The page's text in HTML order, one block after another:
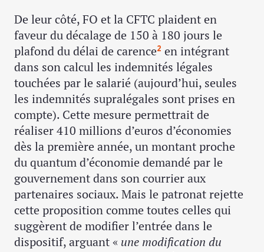
De leur côté, FO et la CFTC plaident en
faveur du décalage de 150 à 180 jours le
plafond du délai de carence2 en intégrant
dans son calcul les indemnités légales
touchées par le salarié (aujourd’hui, seules
les indemnités supralégales sont prises en
compte). Cette mesure permettrait de
réaliser 410 millions d’euros d’économies
dès la première année, un montant proche
du quantum d’économie demandé par le
gouvernement dans son courrier aux
partenaires sociaux. Mais le patronat rejette
cette proposition comme toutes celles qui
suggèrent de modifier l’entrée dans le
dispositif, arguant « une modification du